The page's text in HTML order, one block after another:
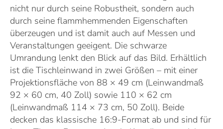
nicht nur durch seine Robustheit, sondern auch
durch seine flammhemmenden Eigenschaften
überzeugen und ist damit auch auf Messen und
Veranstaltungen geeigent. Die schwarze
Umrandung lenkt den Blick auf das Bild. Erhältlich
ist die Tischleinwand in zwei Größen – mit einer
Projektionsfläche von 88 × 49 cm (Leinwandmaß
92 × 60 cm, 40 Zoll) sowie 110 × 62 cm
(Leinwandmaß 114 × 73 cm, 50 Zoll). Beide
decken das klassische 16:9-Format ab und sind für